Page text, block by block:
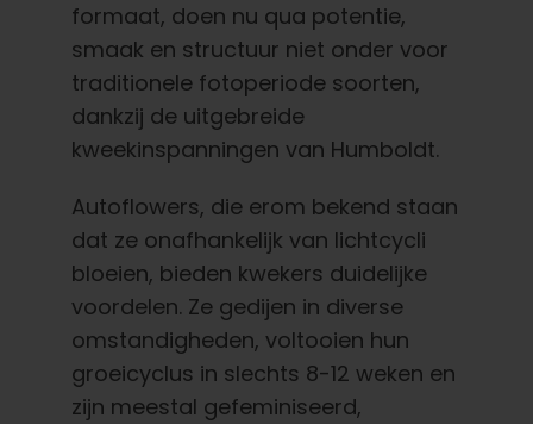
Nederlands
Zoeken:
formaat, doen nu qua potentie,
smaak en structuur niet onder voor
traditionele fotoperiode soorten,
dankzij de uitgebreide
kweekinspanningen van Humboldt.
Autoflowers, die erom bekend staan
dat ze onafhankelijk van lichtcycli
bloeien, bieden kwekers duidelijke
voordelen. Ze gedijen in diverse
omstandigheden, voltooien hun
groeicyclus in slechts 8-12 weken en
zijn meestal gefeminiseerd,